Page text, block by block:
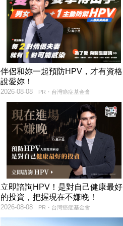
伴侶和妳一起預防HPV，才有資格
說愛妳！
PR・台灣癌症基金會
2026-08-08
立即諮詢HPV！是對自己健康最好
的投資，把握現在不嫌晚！
PR・台灣癌症基金會
2026-08-08